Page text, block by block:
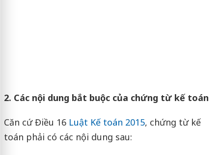
2. Các nội dung bắt buộc của chứng từ kế toán
Căn cứ Điều 16 Luật Kế toán 2015, chứng từ kế
toán phải có các nội dung sau: